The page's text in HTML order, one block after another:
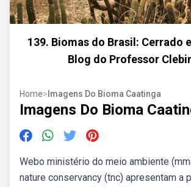
139. Biomas do Brasil: Cerrado
Blog do Professor
Home> Imagens Do Bioma Caatinga
Imagens Do Bioma
Webo ministério do meio ambiente
nature conservancy (tnc) apresentam a